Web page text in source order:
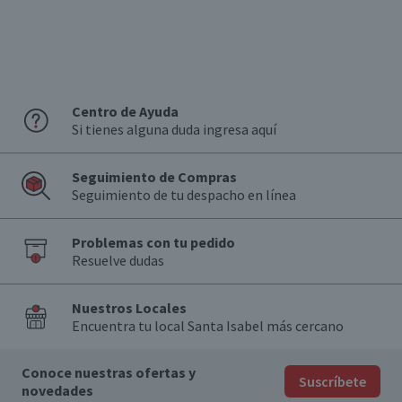
Centro de Ayuda
Si tienes alguna duda ingresa aquí
Seguimiento de Compras
Seguimiento de tu despacho en línea
Problemas con tu pedido
Resuelve dudas
Nuestros Locales
Encuentra tu local Santa Isabel más cercano
Conoce nuestras ofertas y
novedades
Suscríbete